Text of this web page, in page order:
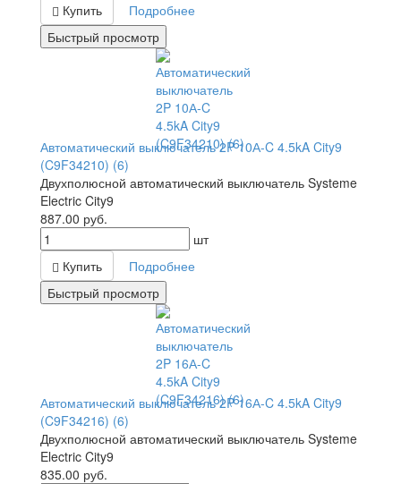
Купить
Подробнее
Быстрый просмотр
Автоматический выключатель 2P 10А-C 4.5kA City9
(C9F34210) (6)
Двухполюсной автоматический выключатель Systeme
Electric City9
887.00 руб.
шт
Купить
Подробнее
Быстрый просмотр
Автоматический выключатель 2P 16А-C 4.5kA City9
(C9F34216) (6)
Двухполюсной автоматический выключатель Systeme
Electric City9
835.00 руб.